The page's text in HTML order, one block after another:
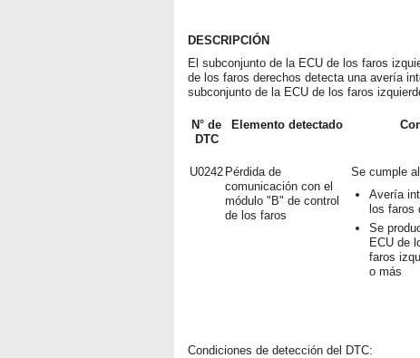
DESCRIPCIÓN
El subconjunto de la ECU de los faros
de los faros derechos detecta una avería
subconjunto de la ECU de los faros
N° de
DTC
Elemento detectado
U0242 Pérdida de
comunicación con el
módulo "B" de control
de los faros
Se cumple
Avería
los faros
Se
ECU de
faros
o más
Condiciones de detección del DTC: